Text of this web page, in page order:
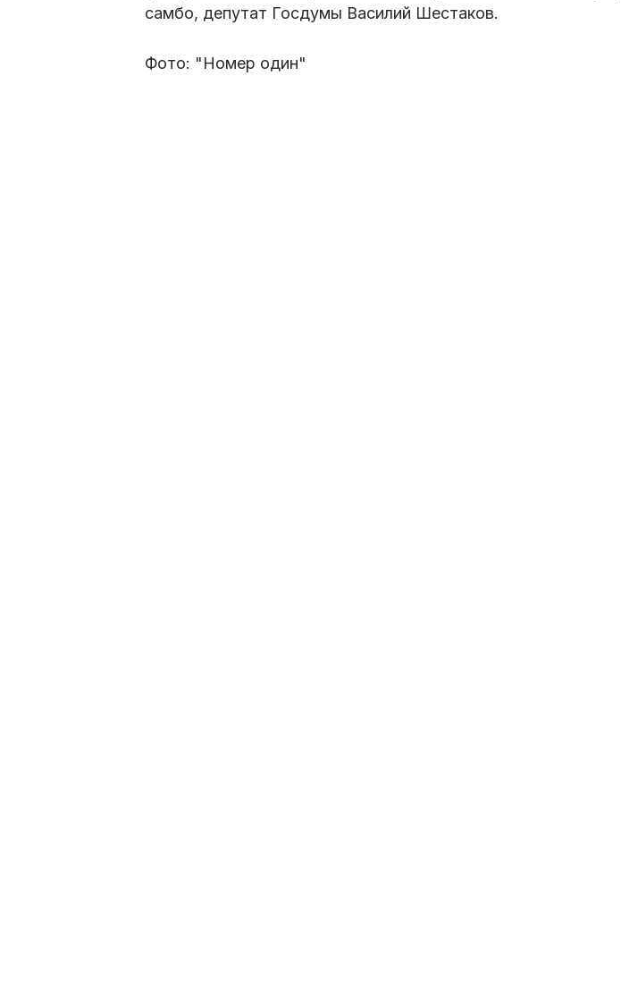
самбо, депутат Госдумы Василий Шестаков.
Фото: "Номер один"